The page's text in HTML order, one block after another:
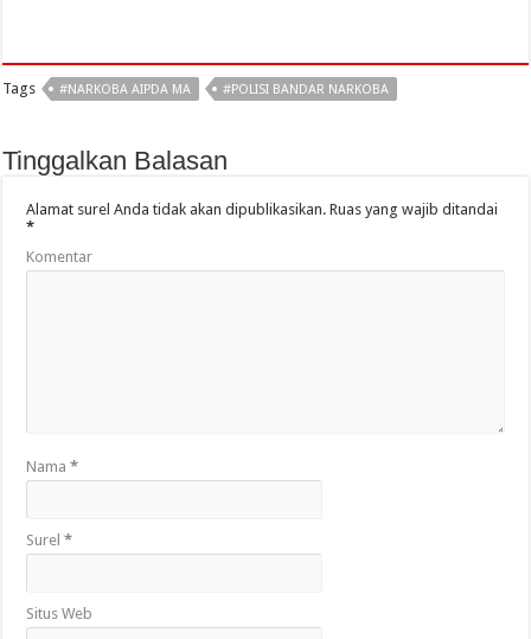
Tags #NARKOBA AIPDA MA #POLISI BANDAR NARKOBA
Tinggalkan Balasan
Alamat surel Anda tidak akan dipublikasikan. Ruas yang wajib ditandai
*
Komentar
Nama*
Surel*
Situs Web